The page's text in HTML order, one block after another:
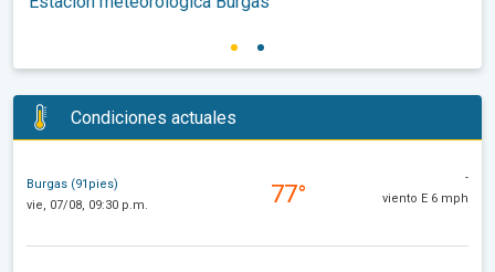
Condiciones actuales
Burgas (91pies)
vie, 07/08, 09:30 p.m.
77°
-
viento E 6 mph